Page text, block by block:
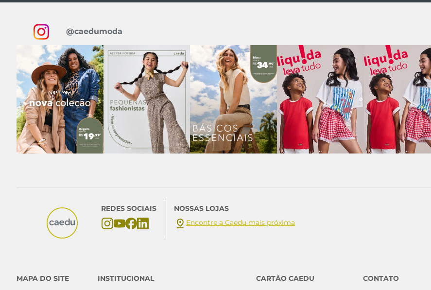
@caedumoda
REDES SOCIAIS
NOSSAS LOJAS
Encontre a Caedu mais próxima
MAPA DO SITE INSTITUCIONAL CARTÃO CAEDU CONTATO